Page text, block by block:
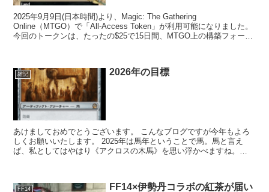
2025年9月9日(日本時間)より、Magic: The Gathering
Online（MTGO）で「All-Access Token」が利用可能になりました。
今回のトークンは、たったの$25で15日間、MTGO上の構築フォーマ
雑記 2026年の目標
あけましておめでとうございます。 こんなブログですが今年もよろ
しくお願いいたします。 2025年は馬年ということで馬。馬と言え
ば、私としてはやはり《アクロスの木馬》を思い浮かべますね。
FF14
FF14×伊勢丹コラボの紅茶が届い